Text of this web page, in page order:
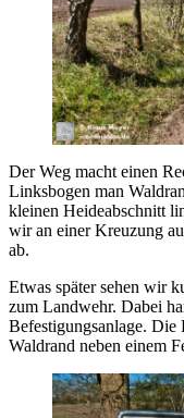
Der Weg macht einen
Linksbogen man
kleinen Heideabschnitt
wir an einer Kreuzung
ab.
Etwas später sehen wir
zum Landwehr. Dabei
Befestigungsanlage. Die
Waldrand neben einem